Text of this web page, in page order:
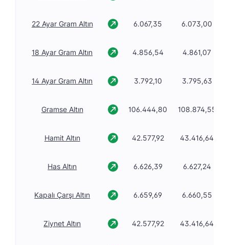
22 Ayar Gram Altın 6.067,35 6.073,00
18 Ayar Gram Altın 4.856,54 4.861,07
14 Ayar Gram Altın 3.792,10 3.795,63
Gramse Altın 106.444,80 108.874,55
Hamit Altın 42.577,92 43.416,64
Has Altın 6.626,39 6.627,24
Kapalı Çarşı Altın 6.659,69 6.660,55
Ziynet Altın 42.577,92 43.416,64